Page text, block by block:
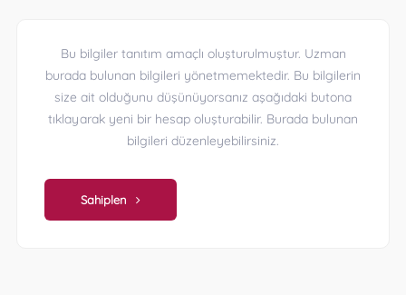
Bu bilgiler tanıtım amaçlı oluşturulmuştur. Uzman
burada bulunan bilgileri yönetmemektedir. Bu bilgilerin
size ait olduğunu düşünüyorsanız aşağıdaki butona
tıklayarak yeni bir hesap oluşturabilir. Burada bulunan
bilgileri düzenleyebilirsiniz.
Sahiplen